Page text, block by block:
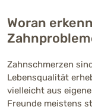
Woran
Zahnschmerzen
Lebensqualität
vielleicht aus
Freunde meistens